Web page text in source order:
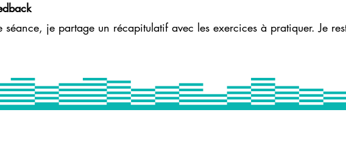
séance, je partage un récapitulatif avec les exercices à pratiquer. Je